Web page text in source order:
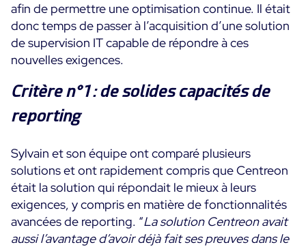
afin de permettre une optimisation continue. Il était
donc temps de passer à l’acquisition d’une solution
de supervision IT capable de répondre à ces
nouvelles exigences.
Critère n°1 : de solides capacités de
reporting
Sylvain et son équipe ont comparé plusieurs
solutions et ont rapidement compris que Centreon
était la solution qui répondait le mieux à leurs
exigences, y compris en matière de fonctionnalités
avancées de reporting. “La solution Centreon avait
aussi l’avantage d’avoir déjà fait ses preuves dans le